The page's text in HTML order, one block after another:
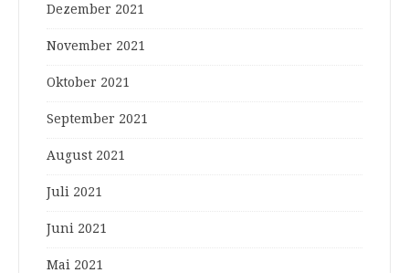
Dezember 2021
November 2021
Oktober 2021
September 2021
August 2021
Juli 2021
Juni 2021
Mai 2021